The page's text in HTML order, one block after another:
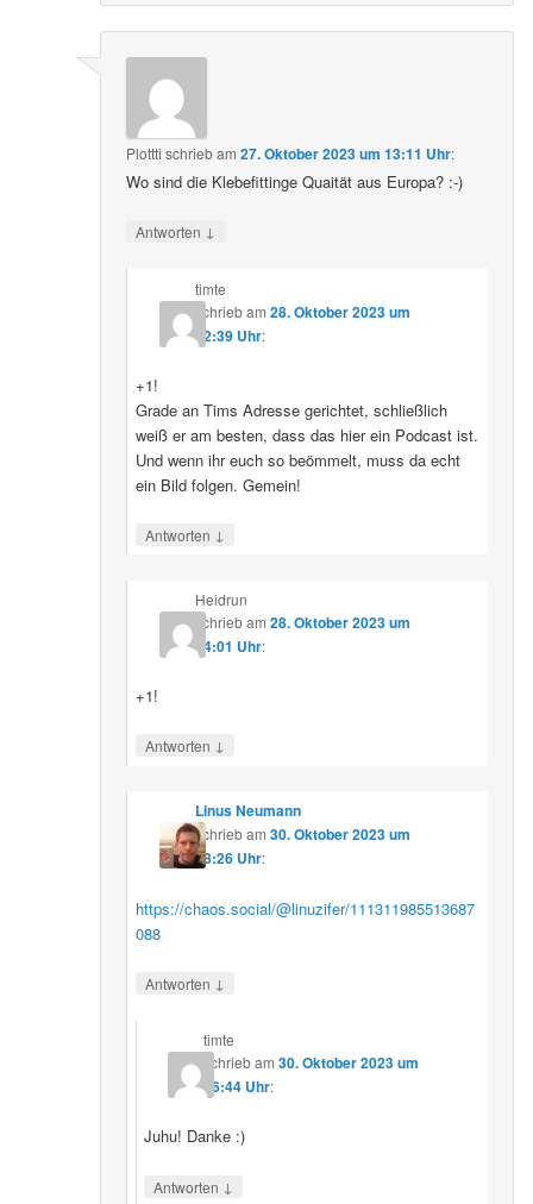
Plottti schriebam27. Oktober 2023 um 13:11 Uhr:
Wo sind die Klebefittinge Quaität aus Europa? :-)
Antworten ↓
timte
schriebam 28. Oktober 2023 um
12:39 Uhr:
+1!
Grade an Tims Adresse gerichtet, schließlich
weiß er am besten, dass das hier ein Podcast ist.
Und wenn ihr euch so beömmelt, muss da echt
ein Bild folgen. Gemein!
Antworten ↓
Heidrun
schriebam 28. Oktober 2023 um
14:01 Uhr:
+1!
Antworten ↓
Linus Neumann
schriebam 30. Oktober 2023 um
08:26 Uhr:
https://chaos.social/@linuzifer/111311985513687
088
Antworten ↓
timte
schriebam30. Oktober 2023 um
16:44 Uhr:
Juhu! Danke :)
Antworten ↓